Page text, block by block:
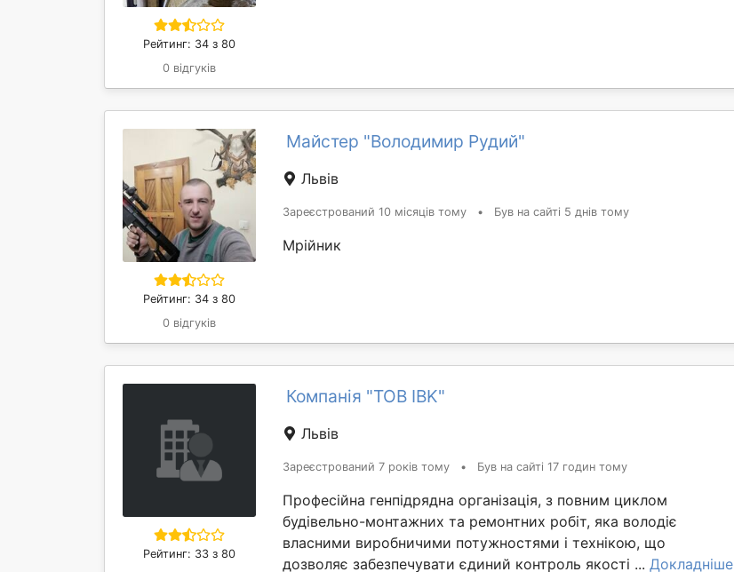
Рейтинг: 34 з 80
0 відгуків
Рейтинг: 34 з 80
0 відгуків
Майстер "Володимир Рудий"
Львів
Зареєстрований 10 місяців тому • Був на сайті 5 днів тому
Мрійник
Рейтинг: 33 з 80
Компанія "ТОВ IBK"
Львів
Зареєстрований 7 років тому • Був на сайті 17 годин тому
Професійна генпідрядна організація, з повним циклом
будівельно-монтажних та ремонтних робіт, яка володіє
власними виробничими потужностями і технікою, що
дозволяє забезпечувати єдиний контроль якості ... Докладніше